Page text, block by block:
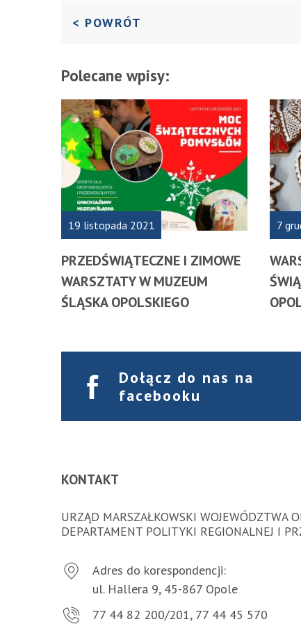
< POWRÓT
Polecane wpisy:
19 listopada 2021
PRZEDŚWIĄTECZNE I ZIMOWE
WARSZTATY W MUZEUM
ŚLĄSKA OPOLSKIEGO
7
Dołącz do nas na
facebooku
KONTAKT
URZĄD MARSZAŁKOWSKI WOJEWÓDZTWA
DEPARTAMENT POLITYKI REGIONALNEJ I
Adres do korespondencji:
ul. Hallera 9, 45-867 Opole
77 44 82 200/201, 77 44 45 570